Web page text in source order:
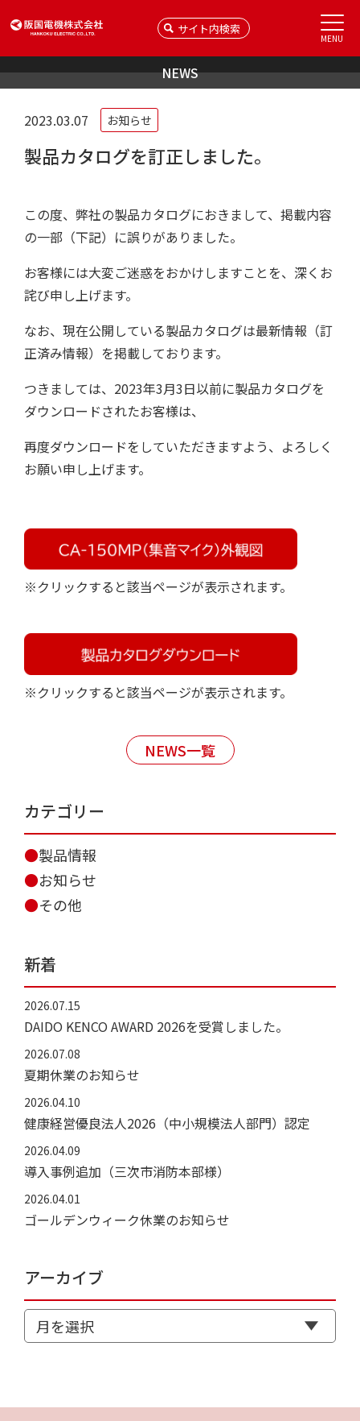
MENU
NEWS
2023.03.07 お知らせ
製品カタログを訂正しました。
この度、弊社の製品カタログにおきまして、掲載内容
の一部（下記）に誤りがありました。
お客様には大変ご迷惑をおかけしますことを、深くお
詫び申し上げます。
なお、現在公開している製品カタログは最新情報（訂
正済み情報）を掲載しております。
つきましては、2023年3月3日以前に製品カタログを
ダウンロードされたお客様は、
再度ダウンロードをしていただきますよう、よろしく
お願い申し上げます。
※クリックすると該当ページが表示されます。
※クリックすると該当ページが表示されます。
NEWS一覧
カテゴリー
製品情報
お知らせ
その他
新着
2026.07.15
DAIDO KENCO AWARD 2026を受賞しました。
2026.07.08
夏期休業のお知らせ
2026.04.10
健康経営優良法人2026（中小規模法人部門）認定
2026.04.09
導入事例追加（三次市消防本部様）
2026.04.01
ゴールデンウィーク休業のお知らせ
アーカイブ